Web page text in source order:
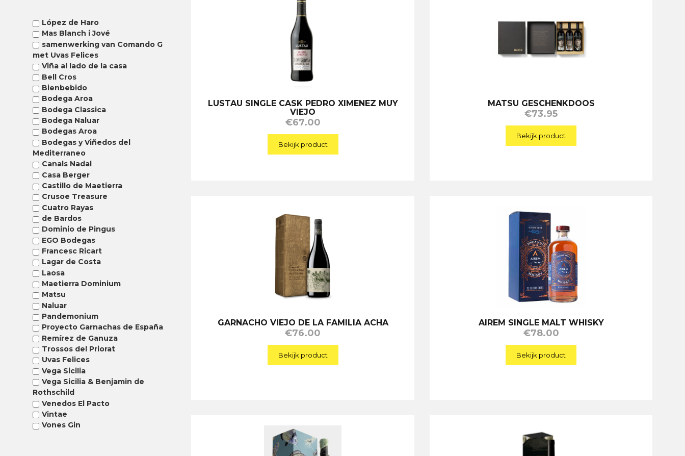
López de Haro
Mas Blanch i Jové
samenwerking van Comando G
met Uvas Felices
Viña al lado de la casa
Bell Cros
Bienbebido
Bodega Aroa
Bodega Classica
Bodega Naluar
Bodegas Aroa
Bodegas y Viñedos del
Mediterraneo
Canals Nadal
Casa Berger
Castillo de Maetierra
Crusoe Treasure
Cuatro Rayas
de Bardos
Dominio de Pingus
EGO Bodegas
Francesc Ricart
Lagar de Costa
Laosa
Maetierra Dominium
Matsu
Naluar
Pandemonium
Proyecto Garnachas de España
Remírez de Ganuza
Trossos del Priorat
Uvas Felices
Vega Sicilia
Vega Sicilia & Benjamin de
Rothschild
Venedos El Pacto
Vintae
Vones Gin
LUSTAU SINGLE CASK PEDRO XIMENEZ MUY
VIEJO
€67.00
Bekijk product
MATSU GESCHENKDOOS
€73.95
Bekijk product
GARNACHO VIEJO DE LA FAMILIA ACHA
€76.00
Bekijk product
AIREM SINGLE MALT WHISKY
€78.00
Bekijk product